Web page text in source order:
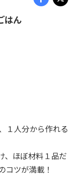
はん
１人分から作れる
、ほぼ材料１品だ
コツが満載！